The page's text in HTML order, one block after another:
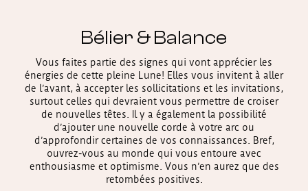
Bélier & Balance
Vous faites partie des signes qui vont apprécier les
énergies de cette pleine Lune! Elles vous invitent à aller
de l’avant, à accepter les sollicitations et les invitations,
surtout celles qui devraient vous permettre de croiser
de nouvelles têtes. Il y a également la possibilité
d’ajouter une nouvelle corde à votre arc ou
d’approfondir certaines de vos connaissances. Bref,
ouvrez-vous au monde qui vous entoure avec
enthousiasme et optimisme. Vous n’en aurez que des
retombées positives.